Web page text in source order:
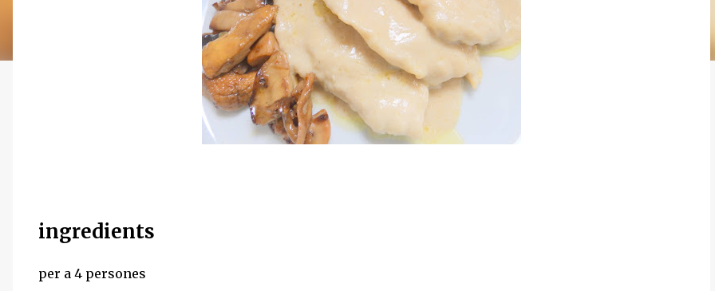
ingredients
per a 4 persones